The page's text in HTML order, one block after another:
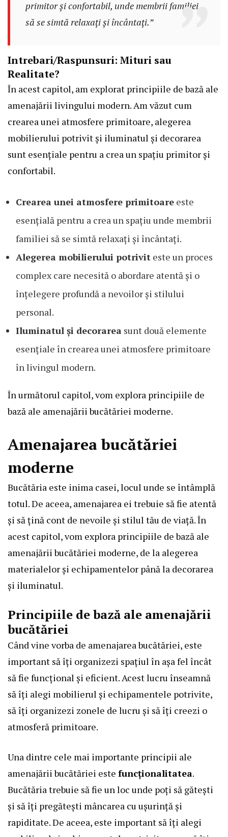
primitor și confortabil, unde membrii familiei
să se simtă relaxați și încântați.”
Intrebari/Raspunsuri: Mituri sau
Realitate?
În acest capitol, am explorat principiile de bază ale
amenajării livingului modern. Am văzut cum
crearea unei atmosfere primitoare, alegerea
mobilierului potrivit și iluminatul și decorarea
sunt esențiale pentru a crea un spațiu primitor și
confortabil.
Crearea unei atmosfere primitoare este
esențială pentru a crea un spațiu unde membrii
familiei să se simtă relaxați și încântați.
Alegerea mobilierului potrivit este un proces
complex care necesită o abordare atentă și o
înțelegere profundă a nevoilor și stilului
personal.
Iluminatul și decorarea sunt două elemente
esențiale în crearea unei atmosfere primitoare
în livingul modern.
În următorul capitol, vom explora principiile de
bază ale amenajării bucătăriei moderne.
Amenajarea bucătăriei
moderne
Bucătăria este inima casei, locul unde se întâmplă
totul. De aceea, amenajarea ei trebuie să fie atentă
și să țină cont de nevoile și stilul tău de viață. În
acest capitol, vom explora principiile de bază ale
amenajării bucătăriei moderne, de la alegerea
materialelor și echipamentelor până la decorarea
și iluminatul.
Principiile de bază ale amenajării
bucătăriei
Când vine vorba de amenajarea bucătăriei, este
important să îți organizezi spațiul în așa fel încât
să fie funcțional și eficient. Acest lucru înseamnă
să îți alegi mobilierul și echipamentele potrivite,
să îți organizezi zonele de lucru și să îți creezi o
atmosferă primitoare.
Una dintre cele mai importante principii ale
amenajării bucătăriei este funcționalitatea.
Bucătăria trebuie să fie un loc unde poți să gătești
și să îți pregătești mâncarea cu ușurință și
rapiditate. De aceea, este important să îți alegi